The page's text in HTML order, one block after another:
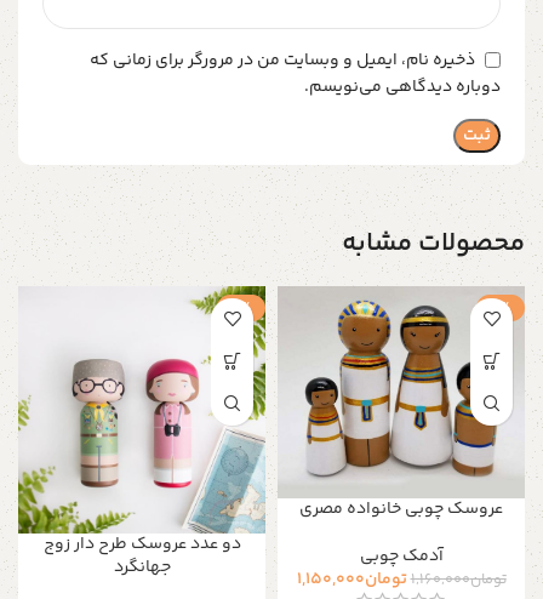
ذخیره نام، ایمیل و وبسایت من در مرورگر برای زمانی که
دوباره دیدگاهی می‌نویسم.
محصولات مشابه
-1%
عروسک چوبی خانواده مصری
آدمک چوبی
تومان1,160,000تومان1,150,000
-1%
دو عدد عروسک طرح دار زوج
جهانگرد